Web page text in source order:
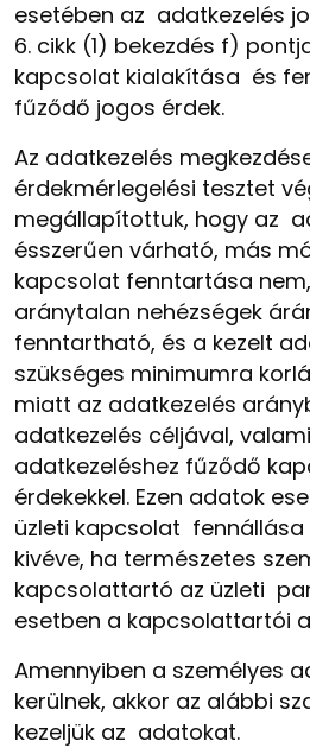
esetében az adatkezelés
6. cikk (1) bekezdés f)
kapcsolat kialakítása és
fűződő jogos érdek.
Az adatkezelés
érdekmérlegelési tesztet
megállapítottuk, hogy az
ésszerűen várható, más
kapcsolat fenntartása
aránytalan nehézségek
fenntartható, és a kezelt
szükséges minimumra
miatt az adatkezelés
adatkezelés céljával,
adatkezeléshez fűződő
érdekekkel. Ezen adatok
üzleti kapcsolat fennállása
kivéve, ha természetes
kapcsolattartó az üzleti
esetben a kapcsolattartói
Amennyiben a személyes
kerülnek, akkor az alábbi
kezeljük az adatokat.